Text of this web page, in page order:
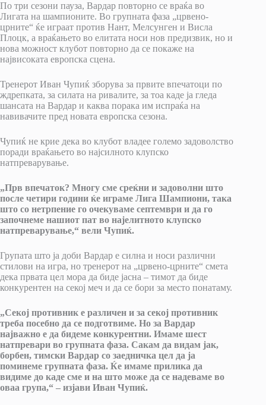
По три сезони пауза, Вардар повторно се враќа во
Лигата на шампионите. Во групната фаза „црвено-
црните“ ќе играат против Нант, Мелсунген и Висла
Плоцк, а враќањето во елитата носи нов предизвик, но и
нова можност клубот повторно да се покаже на
највисоката европска сцена.
Тренерот Иван Чупиќ зборува за првите впечатоци по
ждрепката, за силата на ривалите, за тоа каде ја гледа
шансата на Вардар и каква порака им испраќа на
навивачите пред новата европска сезона.
Чупиќ не крие дека во клубот владее големо задоволство
поради враќањето во најсилното клупско
натпреварување.
„Прв впечаток? Многу сме среќни и задоволни што
после четири години ќе играме Лига Шампиони, така
што со нетрпение го очекуваме септември и да го
започнеме нашиот пат во најелитното клупско
натпреварување,“ вели Чупиќ.
Групата што ја доби Вардар е силна и носи различни
стилови на игра, но тренерот на „црвено-црните“ смета
дека првата цел мора да биде јасна – тимот да биде
конкурентен на секој меч и да се бори за место понатаму.
„Секој противник е различен и за секој противник
треба посебно да се подготвиме. Но за Вардар
најважно е да бидеме конкурентни. Имаме шест
натпревари во групната фаза. Сакам да видам јак,
борбен, тимски Вардар со заедничка цел да ја
поминеме групната фаза. Ќе имаме прилика да
видиме до каде сме и на што може да се надеваме во
оваа група,“ – изјави Иван Чупиќ.